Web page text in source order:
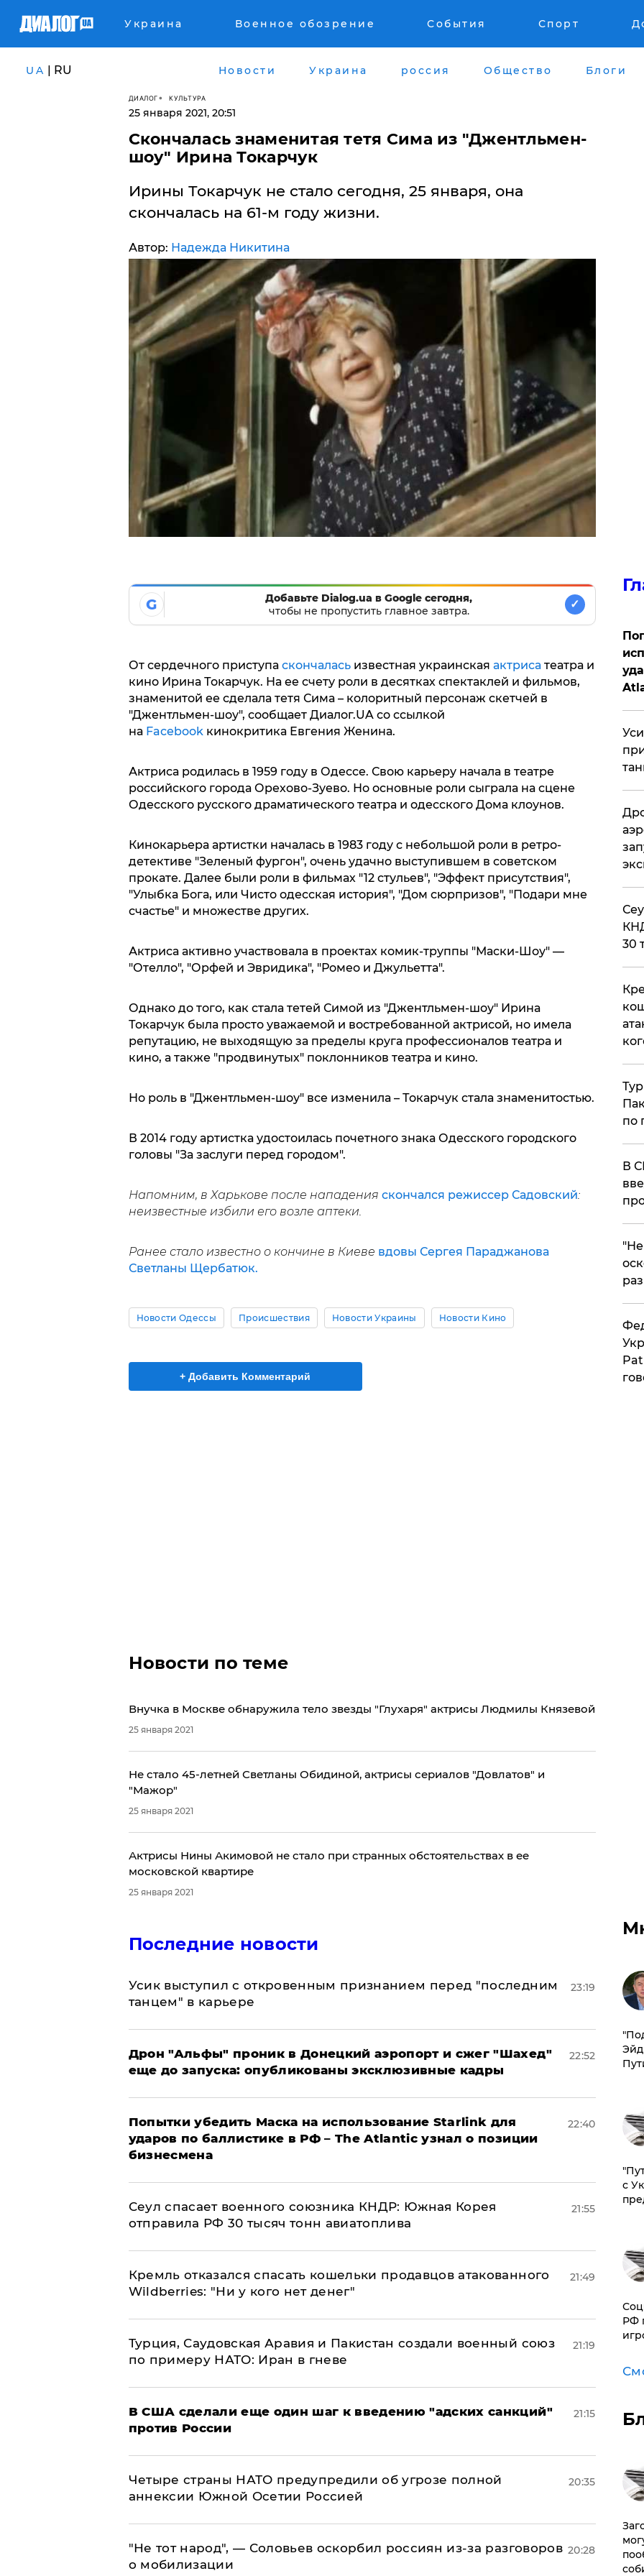
Украина Военное обозрение События Спорт
UA | RU Новости Украина россия Общество Блоги
ДИАЛОГ КУЛЬТУРА
25 января 2021, 20:51
Скончалась знаменитая тетя Сима из "Джентльмен-
шоу" Ирина Токарчук
Ирины Токарчук не стало сегодня, 25 января, она
скончалась на 61-м году жизни.
Автор: Надежда Никитина
G
Добавьте Dialog.ua в Google сегодня,
чтобы не пропустить главное завтра.
✓
От сердечного приступа скончаласьизвестная украинская актрисатеатра и
кино Ирина Токарчук. На ее счету роли в десятках спектаклей и фильмов,
знаменитой ее сделала тетя Сима – колоритный персонаж скетчей в
"Джентльмен-шоу", сообщает Диалог.UA со ссылкой
на Facebook кинокритика Евгения Женина.
Актриса родилась в 1959 году в Одессе. Свою карьеру начала в театре
российского города Орехово-Зуево. Но основные роли сыграла на сцене
Одесского русского драматического театра и одесского Дома клоунов.
Кинокарьера артистки началась в 1983 году с небольшой роли в ретро-
детективе "Зеленый фургон", очень удачно выступившем в советском
прокате. Далее были роли в фильмах "12 стульев", "Эффект присутствия",
"Улыбка Бога, или Чисто одесская история", "Дом сюрпризов", "Подари мне
счастье" и множестве других.
Актриса активно участвовала в проектах комик-труппы "Маски-Шоу" —
"Отелло", "Орфей и Эвридика", "Ромео и Джульетта".
Однако до того, как стала тетей Симой из "Джентльмен-шоу" Ирина
Токарчук была просто уважаемой и востребованной актрисой, но имела
репутацию, не выходящую за пределы круга профессионалов театра и
кино, а также "продвинутых" поклонников театра и кино.
Но роль в "Джентльмен-шоу" все изменила – Токарчук стала знаменитостью.
В 2014 году артистка удостоилась почетного знака Одесского городского
головы "За заслуги перед городом".
Напомним, в Харькове после нападения скончался режиссер Садовский:
неизвестные избили его возле аптеки.
Ранее стало известно о кончине в Киеве вдовы Сергея Параджанова
Светланы Щербатюк.
Новости Одессы Происшествия Новости Украины Новости Кино
+ Добавить Комментарий
Новости по теме
Внучка в Москве обнаружила тело звезды "Глухаря" актрисы Людмилы Князевой
25 января 2021
Не стало 45-летней Светланы Обидиной, актрисы сериалов "Довлатов" и
"Мажор"
25 января 2021
Актрисы Нины Акимовой не стало при странных обстоятельствах в ее
московской квартире
25 января 2021
Последние новости
Усик выступил с откровенным признанием перед "последним
танцем" в карьере
23:19
Дрон "Альфы" проник в Донецкий аэропорт и сжег "Шахед"
еще до запуска: опубликованы эксклюзивные кадры
22:52
Попытки убедить Маска на использование Starlink для
ударов по баллистике в РФ – The Atlantic узнал о позиции
бизнесмена
22:40
​Сеул спасает военного союзника КНДР: Южная Корея
отправила РФ 30 тысяч тонн авиатоплива
21:55
Кремль отказался спасать кошельки продавцов атакованного
Wildberries: "Ни у кого нет денег"
21:49
Турция, Саудовская Аравия и Пакистан создали военный союз
по примеру НАТО: Иран в гневе
21:19
В США сделали еще один шаг к введению "адских санкций"
против России
21:15
Четыре страны НАТО предупредили об угрозе полной
аннексии Южной Осетии Россией
20:35
​"Не тот народ", — Соловьев оскорбил россиян из-за разговоров
о мобилизации
20:28
30
по
В
с
РФ